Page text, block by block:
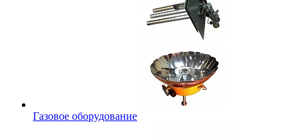
Газовое оборудование